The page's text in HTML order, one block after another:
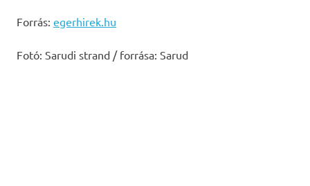
Forrás: egerhirek.hu
Fotó: Sarudi strand / forrása: Sarud